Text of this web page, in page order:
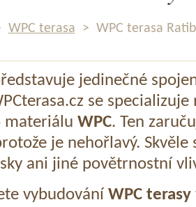
WPC terasa > WPC terasa
jedinečné
se specializuje
materiálu WPC. Ten
je nehořlavý.
ani jiné povětrnostní
vybudování WPC terasy